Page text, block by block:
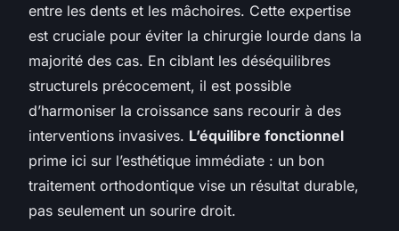
entre les dents et les mâchoires. Cette expertise
est cruciale pour éviter la chirurgie lourde dans la
majorité des cas. En ciblant les déséquilibres
structurels précocement, il est possible
d’harmoniser la croissance sans recourir à des
interventions invasives. L’équilibre fonctionnel
prime ici sur l’esthétique immédiate : un bon
traitement orthodontique vise un résultat durable,
pas seulement un sourire droit.